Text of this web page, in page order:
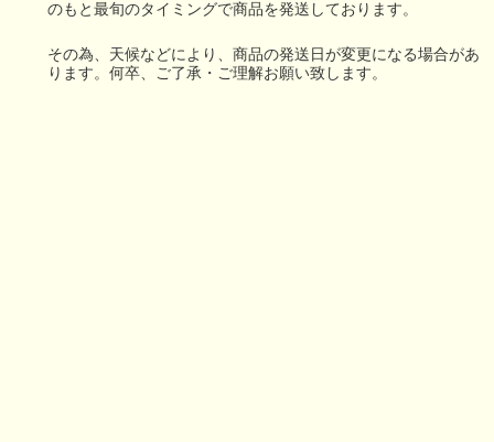
のもと最旬のタイミングで商品を発送しております。
その為、天候などにより、商品の発送日が変更になる場合があ
ります。何卒、ご了承・ご理解お願い致します。